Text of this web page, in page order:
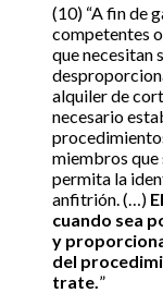
(10) “A fin de
competentes
que necesitan
alquiler de
necesario
miembros que
permita la
anfitrión. (…)
cuando sea
y
del
trate. ”